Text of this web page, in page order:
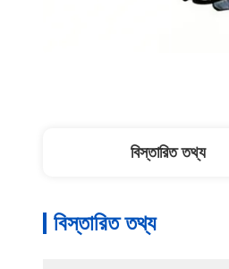
বিস্তারিত তথ্য
বিস্তারিত তথ্য